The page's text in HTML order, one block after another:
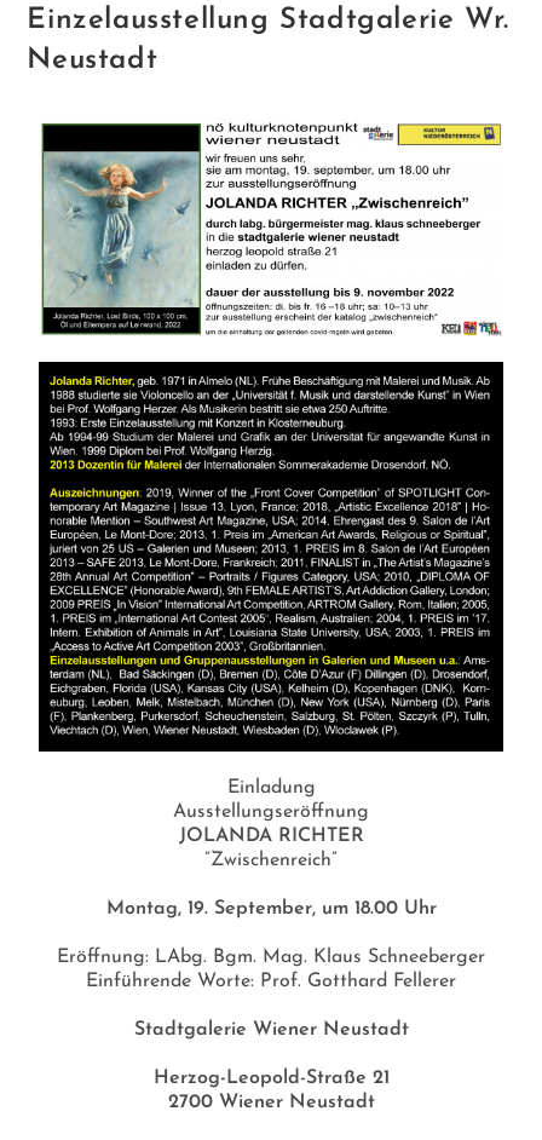
Einzelausstellung Stadtgalerie Wr.
Neustadt
Einladung
Ausstellungseröffnung
JOLANDA RICHTER
”Zwischenreich”
Montag, 19. September, um 18.00 Uhr
Eröffnung: LAbg. Bgm. Mag. Klaus Schneeberger
Einführende Worte: Prof. Gotthard Fellerer
Stadtgalerie Wiener Neustadt
Herzog-Leopold-Straße 21
2700 Wiener Neustadt